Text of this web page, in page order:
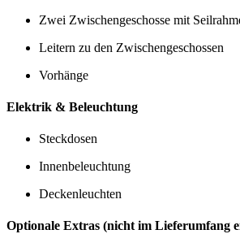
Zwei Zwischengeschosse mit
Leitern zu den Zwischengeschossen
Vorhänge
Elektrik & Beleuchtung
Steckdosen
Innenbeleuchtung
Deckenleuchten
Optionale Extras (nicht im Lieferumfang